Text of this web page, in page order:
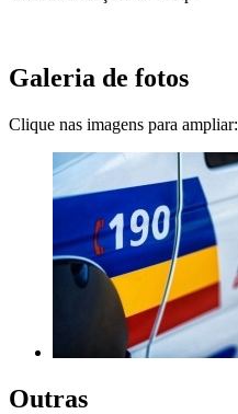
Galeria de fotos
Clique nas imagens para ampliar:
Outras